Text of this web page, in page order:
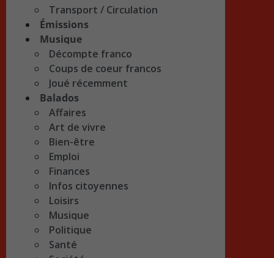
Transport / Circulation
Émissions
Musique
Décompte franco
Coups de coeur francos
Joué récemment
Balados
Affaires
Art de vivre
Bien-être
Emploi
Finances
Infos citoyennes
Loisirs
Musique
Politique
Santé